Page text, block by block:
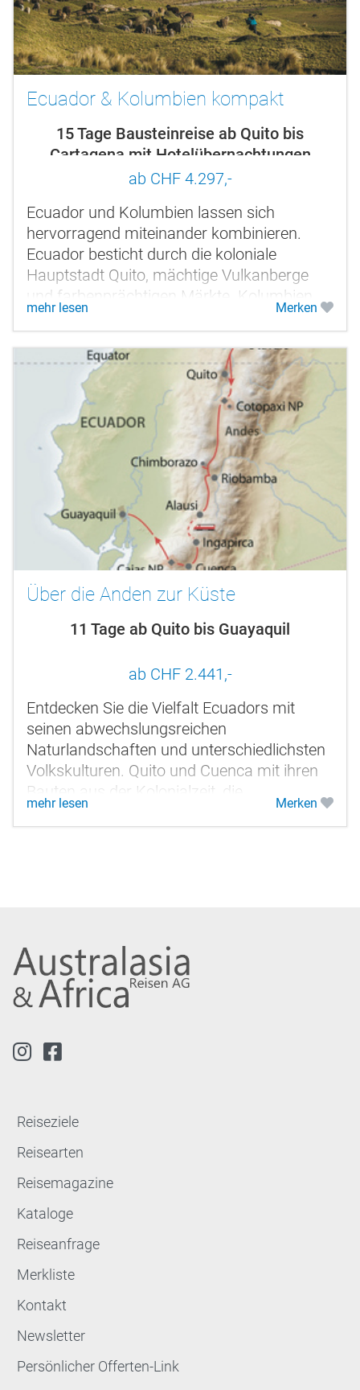
Ecuador & Kolumbien kompakt
15 Tage Bausteinreise ab Quito bis
Cartagena mit Hotelübernachtungen
ab CHF 4.297,-
Ecuador und Kolumbien lassen sich
hervorragend miteinander kombinieren.
Ecuador besticht durch die koloniale
Hauptstadt Quito, mächtige Vulkanberge
und farbenprächtigen Märkte. Kolumbien
wartet auf mit Fischerdörfern, tropischen...
mehr lesen Merken
Über die Anden zur Küste
11 Tage ab Quito bis Guayaquil
ab CHF 2.441,-
Entdecken Sie die Vielfalt Ecuadors mit
seinen abwechslungsreichen
Naturlandschaften und unterschiedlichsten
Volkskulturen. Quito und Cuenca mit ihren
Bauten aus der Kolonialzeit, die
allgegenwärtigen Vulkane, indigene Dörfer,
bunte...
mehr lesen Merken
Reiseziele
Reisearten
Reisemagazine
Kataloge
Reiseanfrage
Merkliste
Kontakt
Newsletter
Persönlicher Offerten-Link